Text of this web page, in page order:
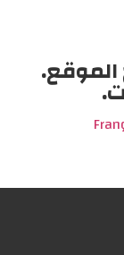
الموقع.